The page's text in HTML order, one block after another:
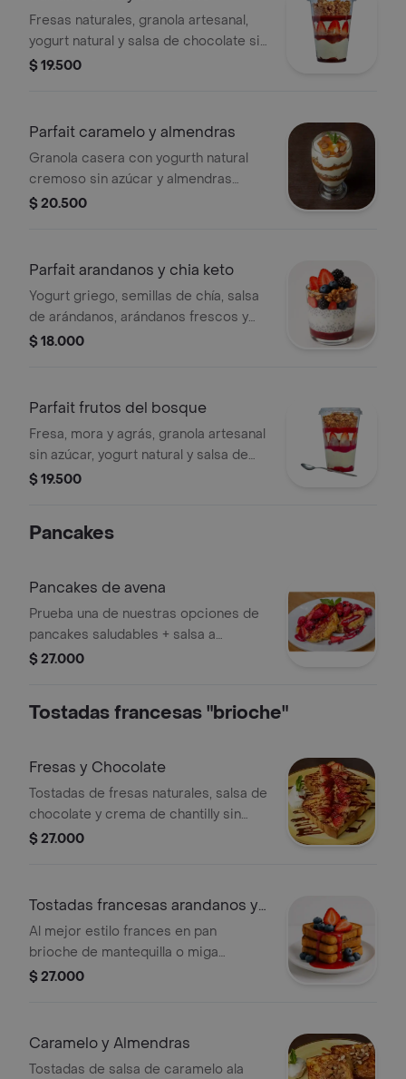
Fresas naturales, granola artesanal,
yogurt natural y salsa de chocolate sin
azúcar.
$ 19.500
Parfait caramelo y almendras
Granola casera con yogurth natural
cremoso sin azúcar y almendras
naturales.
$ 20.500
Parfait arandanos y chia keto
Yogurt griego, semillas de chía, salsa
de arándanos, arándanos frescos y
granola keto de frutos secos
$ 18.000
Parfait frutos del bosque
Fresa, mora y agrás, granola artesanal
sin azúcar, yogurt natural y salsa de
frutos rojos.
$ 19.500
Pancakes
Pancakes de avena
Prueba una de nuestras opciones de
pancakes saludables + salsa a
elección
$ 27.000
Tostadas francesas "brioche"
Fresas y Chocolate
Tostadas de fresas naturales, salsa de
chocolate y crema de chantilly sin
azúcar.
$ 27.000
Tostadas francesas arandanos y
banano
Al mejor estilo frances en pan
brioche de mantequilla o miga
integral , con arándanos, banano y
$ 27.000
Caramelo y Almendras
Tostadas de salsa de caramelo ala